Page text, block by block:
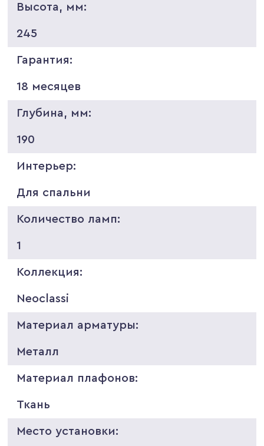
Высота, мм:
245
Гарантия:
18 месяцев
Глубина, мм:
190
Интерьер:
Для спальни
Количество ламп:
1
Коллекция:
Neoclassi
Материал арматуры:
Металл
Материал плафонов:
Ткань
Место установки: